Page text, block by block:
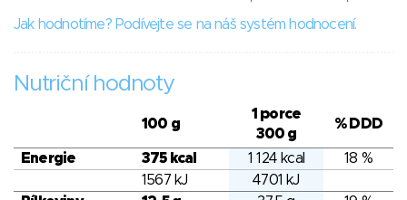
Jak hodnotíme? Podívejte se na náš systém hodnocení.
Nutriční hodnoty
100 g
1 porce
300 g
% DDD
Energie 375 kcal 1 124 kcal
18 %
1567 kJ
4701 kJ